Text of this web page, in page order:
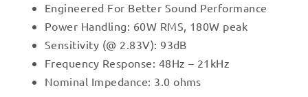
Engineered For Better Sound Performance
Power Handling: 60W RMS, 180W peak
Sensitivity (@ 2.83V): 93dB
Frequency Response: 48Hz – 21kHz
Nominal Impedance: 3.0 ohms